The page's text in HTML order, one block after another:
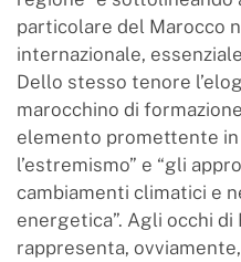
particolare del Marocco
internazionale,
Dello stesso tenore
marocchino di
elemento promettente
l’estremismo” e “gli
cambiamenti climatici e
energetica”. Agli occhi di
rappresenta,